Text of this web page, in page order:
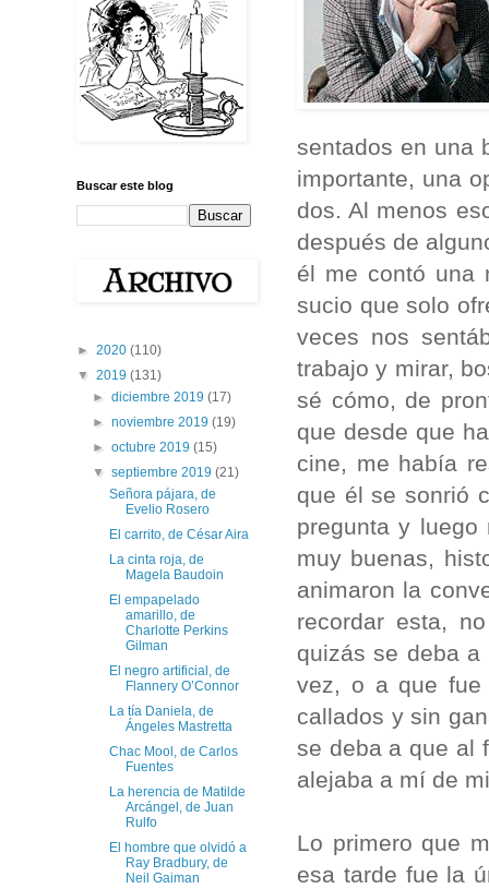
sentados en una
importante, una
dos. Al menos
después de
él me contó una
sucio que solo
veces nos
trabajo y mirar,
sé cómo, de
que desde que
cine, me había
que él se sonrió
pregunta y luego
muy buenas,
animaron la
recordar esta,
quizás se deba
vez, o a que fue
callados y sin
se deba a que al
alejaba a mí de
Lo primero que
esa tarde fue la
Buscar este blog
► 2020 (110)
▼ 2019 (131)
►diciembre 2019(17)
►noviembre 2019(19)
►octubre 2019(15)
▼septiembre 2019(21)
Señora pájara, de
Evelio Rosero
El carrito, de César Aira
La cinta roja, de
Magela Baudoin
El empapelado
amarillo, de
Charlotte Perkins
Gilman
El negro artificial, de
Flannery O’Connor
La tía Daniela, de
Ángeles Mastretta
Chac Mool, de Carlos
Fuentes
La herencia de Matilde
Arcángel, de Juan
Rulfo
El hombre que olvidó a
Ray Bradbury, de
Neil Gaiman